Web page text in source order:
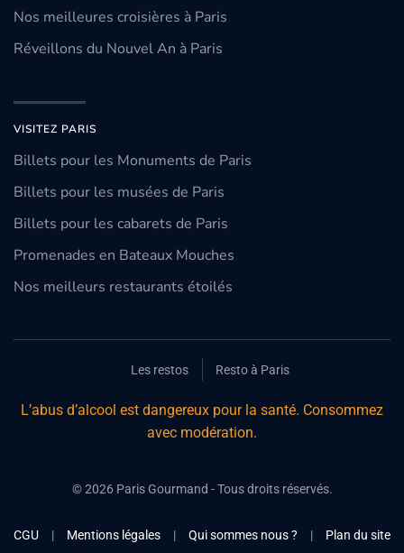
Nos meilleures croisières à Paris
Réveillons du Nouvel An à Paris
VISITEZ PARIS
Billets pour les Monuments de Paris
Billets pour les musées de Paris
Billets pour les cabarets de Paris
Promenades en Bateaux Mouches
Nos meilleurs restaurants étoilés
Les restos Resto à Paris
L’abus d’alcool est dangereux pour la santé. Consommez
avec modération.
©2026Paris Gourmand - Tous droits réservés.
CGU | Mentions légales | Qui sommes nous ? | Plan du site